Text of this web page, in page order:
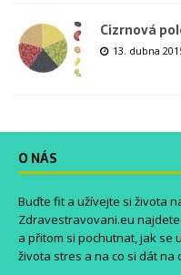
Cizrnová
13. dubna
O NÁS
Buďte fit a užívejte si života
Zdravestravovani.eu
a přitom si pochutnat, jak se
života stres a na co si dát na